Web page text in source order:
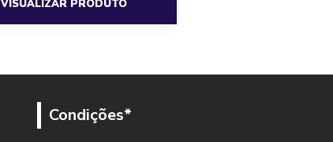
VISUALIZAR PRODUTO
Condições*